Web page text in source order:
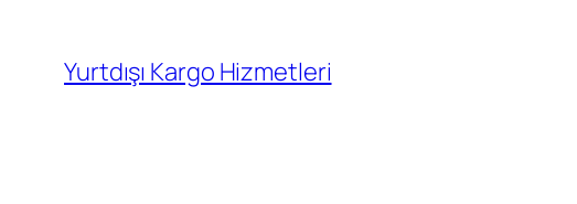
Yurtdışı Kargo Hizmetleri